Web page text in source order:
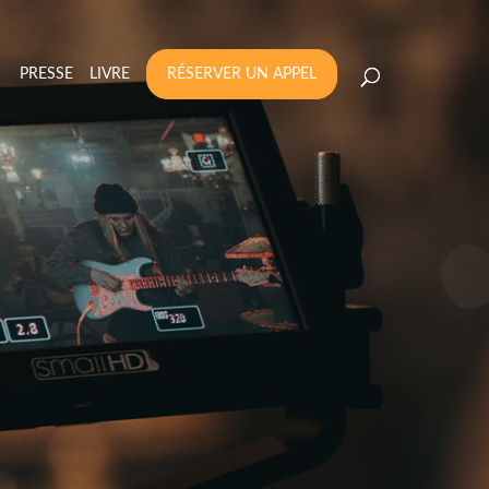
PRESSE LIVRE RÉSERVER UN APPEL